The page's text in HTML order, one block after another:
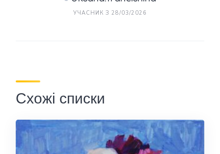
УЧАСНИК З 28/03/2026
Схожі списки